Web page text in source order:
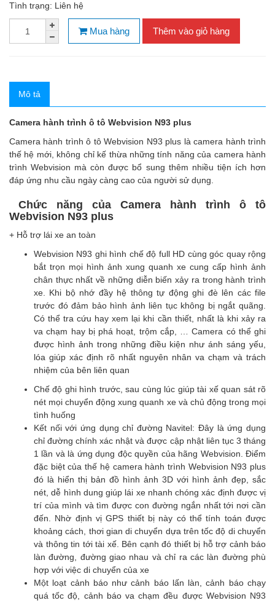
Tình trạng: Liên hệ
Mua hàng Thêm vào giỏ hàng
Mô tả
Camera hành trình ô tô Webvision N93 plus
Camera hành trình ô tô Webvision N93 plus là camera hành trình
thế hệ mới, không chỉ kế thừa những tính năng của camera hành
trình Webvision mà còn được bổ sung thêm nhiều tiện ích hơn
đáp ứng nhu cầu ngày càng cao của người sử dụng.
Chức năng của Camera hành trình ô tô
Webvision N93 plus
+ Hỗ trợ lái xe an toàn
Webvision N93 ghi hình chế độ full HD cùng góc quay rộng
bắt trọn mọi hình ảnh xung quanh xe cung cấp hình ảnh
chân thực nhất về những diễn biến xảy ra trong hành trình
xe. Khi bộ nhớ đầy hệ thông tự động ghi đè lên các file
trước đó đảm bảo hình ảnh liên tục không bị ngắt quãng.
Có thể tra cứu hay xem lại khi cần thiết, nhất là khi xảy ra
va chạm hay bị phá hoạt, trộm cắp, … Camera có thể ghi
được hình ảnh trong những điều kiện như ánh sáng yếu,
lóa giúp xác định rõ nhất nguyên nhân va chạm và trách
nhiệm của bên liên quan
Chế độ ghi hình trước, sau cùng lúc giúp tài xế quan sát rõ
nét mọi chuyển động xung quanh xe và chủ động trong mọi
tình huống
Kết nối với ứng dụng chỉ đường Navitel: Đây là ứng dụng
chỉ đường chính xác nhật và được cập nhật liên tục 3 tháng
1 lần và là ứng dụng độc quyền của hãng Webvision. Điểm
đặc biệt của thế hệ camera hành trình Webvision N93 plus
đó là hiển thị bản đồ hình ảnh 3D với hình ảnh đẹp, sắc
nét, dễ hình dung giúp lái xe nhanh chóng xác định được vị
trí của mình và tìm được con đường ngắn nhất tới nơi cần
đến. Nhờ định vị GPS thiết bị này có thể tính toán được
khoảng cách, thơi gian di chuyển dựa trên tốc độ di chuyển
và thông tin tới tài xế. Bên cạnh đó thiết bị hỗ trợ cảnh báo
làn đường, đường giao nhau và chỉ ra các làn đường phù
hợp với việc di chuyển của xe
Một loạt cảnh báo như cảnh báo lấn làn, cảnh báo chạy
quá tốc độ, cảnh báo va chạm đều được Webvision N93